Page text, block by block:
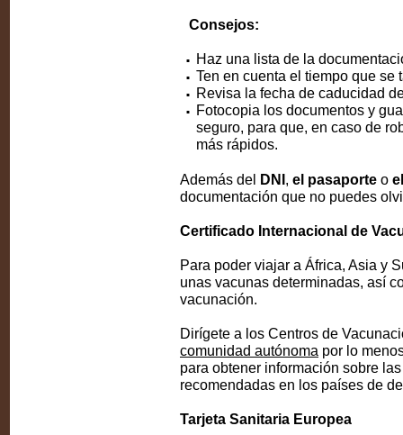
Consejos:
Haz una lista de la
Ten en cuenta el tiempo que se
Revisa la fecha de caducidad
Fotocopia los documentos y
seguro, para que, en caso de
más rápidos.
Además del DNI, el pasaporte o
documentación que no puedes
Certificado Internacional de
Para poder viajar a África, Asia y
unas vacunas determinadas, así
vacunación.
Dirígete a los Centros de
comunidad autónoma por lo
para obtener información sobre
recomendadas en los países de
Tarjeta Sanitaria Europea